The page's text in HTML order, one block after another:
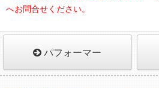
へお問合せください。
パフォーマー